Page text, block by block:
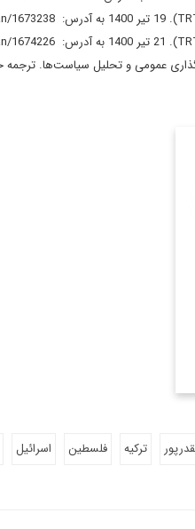
ترکیه فلسطین اسرائیل